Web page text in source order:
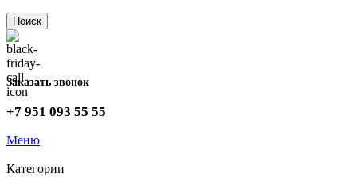
Поиск
Заказать звонок
+7 951 093 55 55
Меню
Категории